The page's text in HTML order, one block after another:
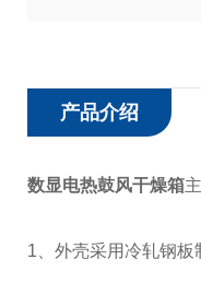
产品介绍
数显电热鼓风干燥箱
1、外壳采用冷轧钢